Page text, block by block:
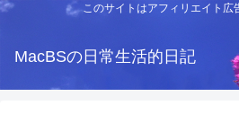
このサイトはアフィリエイト広
MacBSの日常生活的日記